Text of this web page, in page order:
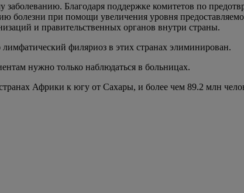
Благодаря поддержке комитетов по
болезни при помощи увеличения уровня
и правительственных органов внутри страны.
филяриоз в этих странах элиминирован.
нужно только наблюдаться в больницах.
Африки к югу от Сахары, и более чем 89.2 млн